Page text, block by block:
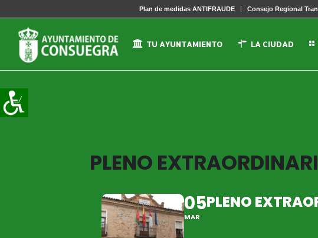
Plan de medidas ANTIFRAUDE Consejo Regional
TU AYUNTAMIENTO LA CIUDAD
PLENO
05
MAR
PLENO